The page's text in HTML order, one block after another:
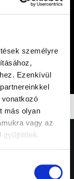
személyre
Ezenkívül
más olyan
vagy az
gyűjtöttek.